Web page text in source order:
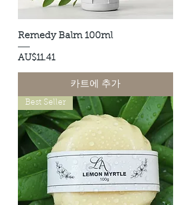
Remedy Balm 100ml
가격
AU$11.41
카트에 추가
Best Seller